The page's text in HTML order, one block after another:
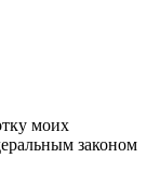
моих
законом